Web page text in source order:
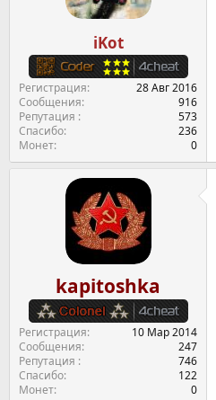
iKot
Регистрация
28 Авг 2016
Сообщения
916
Репутация
573
Спасибо
236
Монет
0
kapitoshka
Регистрация
10 Мар 2014
Сообщения
247
Репутация
746
Спасибо
122
Монет
0